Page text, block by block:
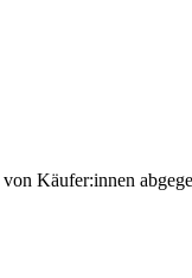
Käufer:innen